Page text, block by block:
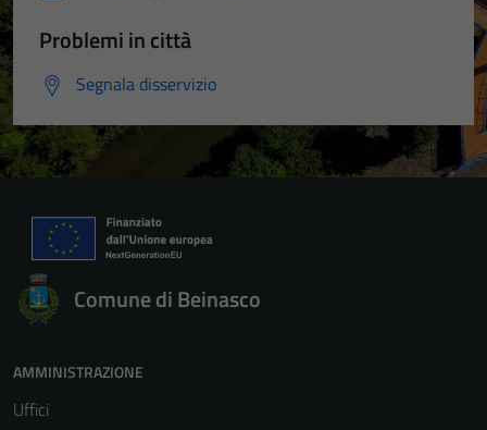
Problemi in città
Segnala disservizio
Comune di Beinasco
AMMINISTRAZIONE
Uffici